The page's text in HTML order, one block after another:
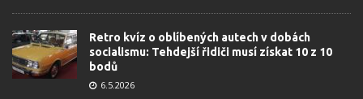
Retro kvíz o oblíbených autech v dobách
socialismu: Tehdejší řidiči musí získat 10 z 10
bodů
6.5.2026